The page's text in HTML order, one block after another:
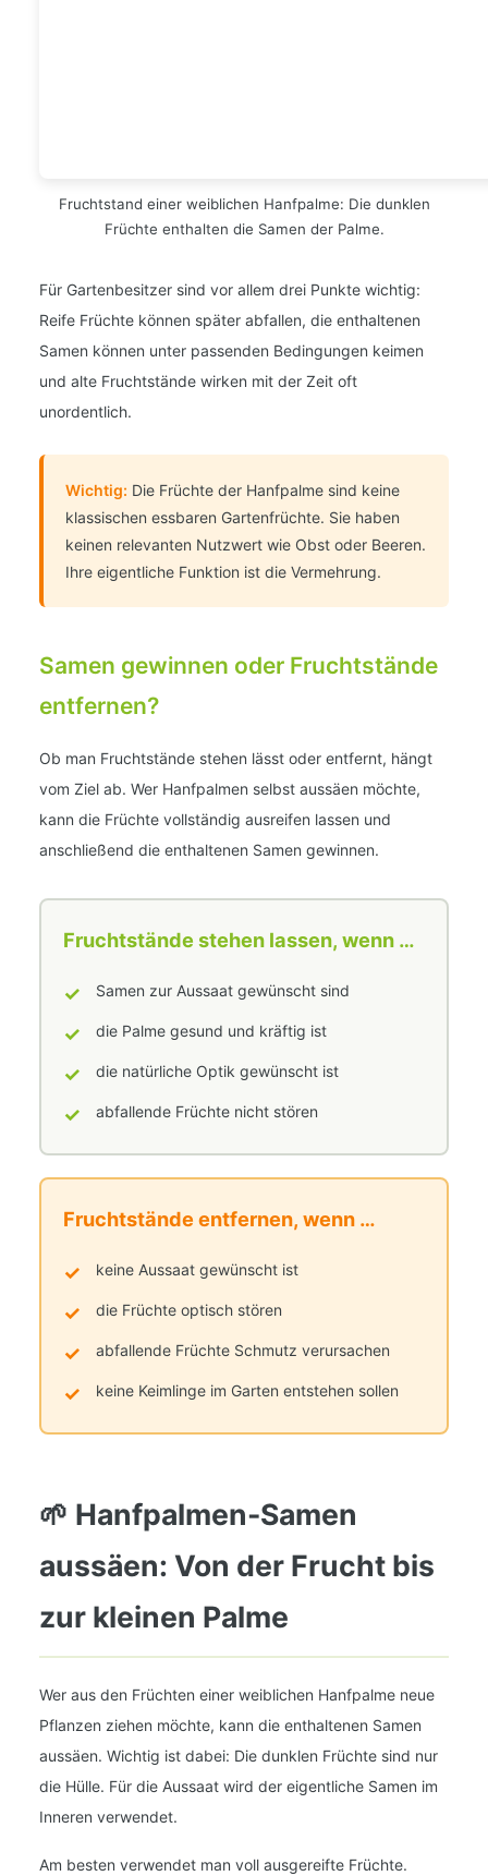
Fruchtstand einer weiblichen Hanfpalme: Die dunklen
Früchte enthalten die Samen der Palme.
Für Gartenbesitzer sind vor allem drei Punkte wichtig:
Reife Früchte können später abfallen, die enthaltenen
Samen können unter passenden Bedingungen keimen
und alte Fruchtstände wirken mit der Zeit oft
unordentlich.
Wichtig: Die Früchte der Hanfpalme sind keine
klassischen essbaren Gartenfrüchte. Sie haben
keinen relevanten Nutzwert wie Obst oder Beeren.
Ihre eigentliche Funktion ist die Vermehrung.
Samen gewinnen oder Fruchtstände
entfernen?
Ob man Fruchtstände stehen lässt oder entfernt, hängt
vom Ziel ab. Wer Hanfpalmen selbst aussäen möchte,
kann die Früchte vollständig ausreifen lassen und
anschließend die enthaltenen Samen gewinnen.
Fruchtstände stehen lassen, wenn …
✓ Samen zur Aussaat gewünscht sind
✓ die Palme gesund und kräftig ist
✓ die natürliche Optik gewünscht ist
✓ abfallende Früchte nicht stören
Fruchtstände entfernen, wenn …
✓ keine Aussaat gewünscht ist
✓ die Früchte optisch stören
✓ abfallende Früchte Schmutz verursachen
✓ keine Keimlinge im Garten entstehen sollen
🌱 Hanfpalmen-Samen
aussäen: Von der Frucht bis
zur kleinen Palme
Wer aus den Früchten einer weiblichen Hanfpalme neue
Pflanzen ziehen möchte, kann die enthaltenen Samen
aussäen. Wichtig ist dabei: Die dunklen Früchte sind nur
die Hülle. Für die Aussaat wird der eigentliche Samen im
Inneren verwendet.
Am besten verwendet man voll ausgereifte Früchte.